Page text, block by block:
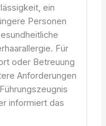
ein
Personen
Für
oder Betreuung
Anforderungen
informiert das